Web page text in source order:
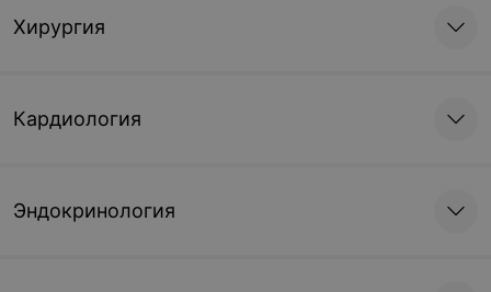
Хирургия
Кардиология
Эндокринология